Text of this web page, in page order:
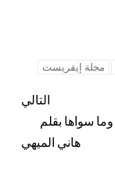
مجلة إيفريست
التالي
سواها بقلم
هاني الميهي